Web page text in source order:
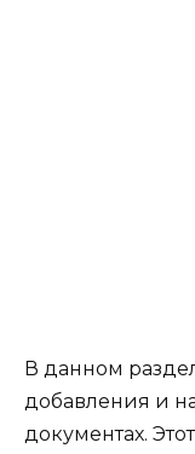
В данном
добавления и
документах.